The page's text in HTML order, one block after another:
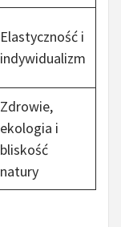
Elastyczność i
indywidualizm
Zdrowie,
ekologia i
bliskość
natury